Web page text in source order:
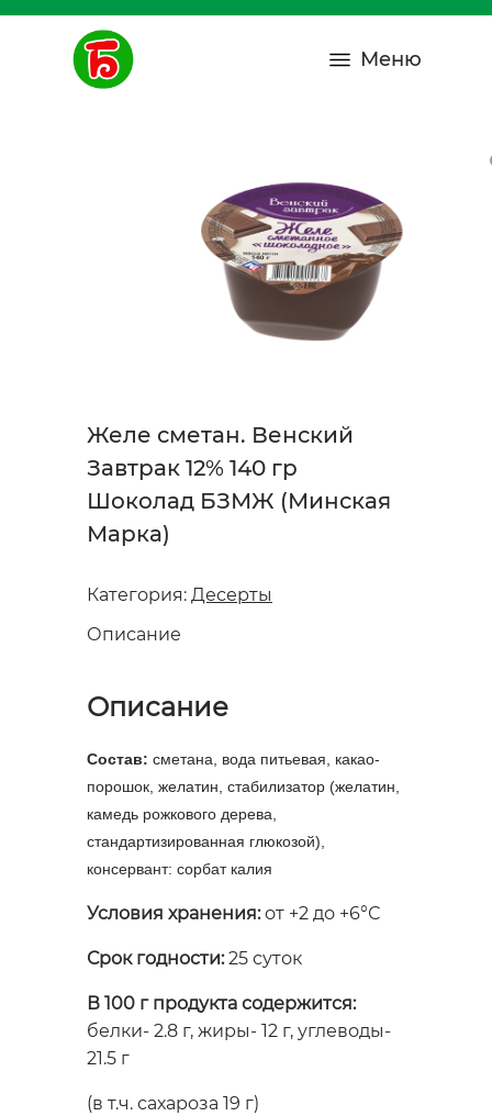
Меню
Желе сметан. Венский
Завтрак 12% 140 гр
Шоколад БЗМЖ (Минская
Марка)
Категория: Десерты
Описание
Описание
Состав: сметана, вода питьевая, какао-
порошок, желатин, стабилизатор (желатин,
камедь рожкового дерева,
стандартизированная глюкозой),
консервант: сорбат калия
Условия хранения:от +2 до +6°С
Срок годности:25 суток
В 100 г продукта содержится:
белки- 2.8 г, жиры- 12 г, углеводы-
21.5 г
(в т.ч. сахароза 19 г)